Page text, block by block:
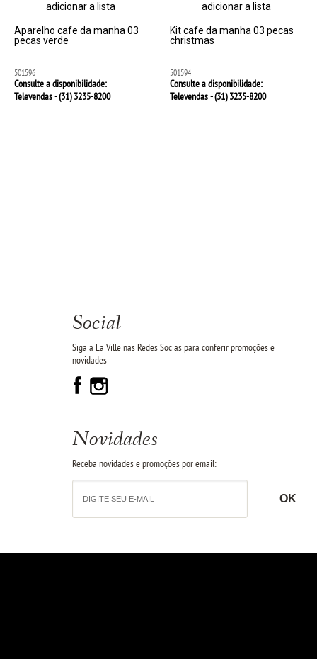
adicionar a lista
Aparelho cafe da manha 03
pecas verde
501596
Consulte a disponibilidade:
Televendas - (31)3235-8200
adicionar a lista
Kit cafe da manha 03 pecas
christmas
501594
Consulte a disponibilidade:
Televendas - (31)3235-8200
Social
Siga a La Ville nas Redes Socias para conferir promoções e
novidades
Novidades
Receba novidades e promoções por email: